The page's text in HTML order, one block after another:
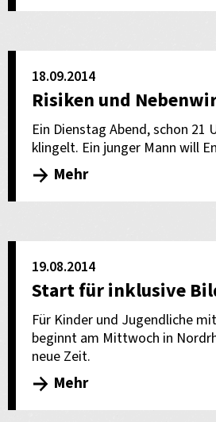
18.09.2014
Risiken und
Ein Dienstag Abend, schon 21
klingelt. Ein junger Mann will
Mehr
19.08.2014
Start für inklusive
Für Kinder und Jugendliche
beginnt am Mittwoch in
neue Zeit.
Mehr